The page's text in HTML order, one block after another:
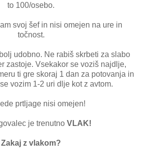
to 100/osebo.
svoj šef in nisi omejen na ure in
točnost.
udobno. Ne rabiš skrbeti za slabo
zastoje. Vsekakor se voziš najdlje,
ti gre skoraj 1 dan za potovanja in
vozim 1-2 uri dlje kot z avtom.
prtljage nisi omejen!
je trenutno VLAK!
Zakaj z vlakom?